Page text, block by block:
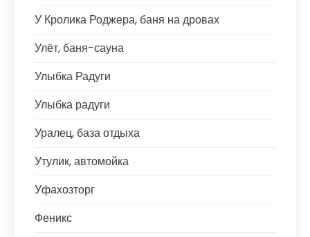
У Кролика Роджера, баня на дровах
Улёт, баня-сауна
Улыбка Радуги
Улыбка радуги
Уралец, база отдыха
Утулик, автомойка
Уфахозторг
Феникс